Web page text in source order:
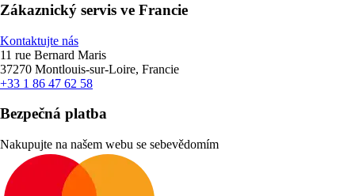
Zákaznický servis ve Francie
Kontaktujte nás
11 rue Bernard Maris
37270 Montlouis-sur-Loire, Francie
+33 1 86 47 62 58
Bezpečná platba
Nakupujte na našem webu se sebevědomím